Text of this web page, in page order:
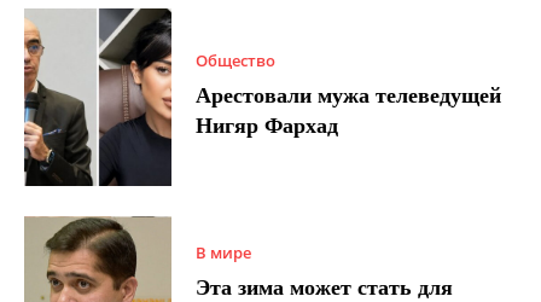
Общество
Арестовали мужа телеведущей
Нигяр Фархад
В мире
Эта зима может стать для